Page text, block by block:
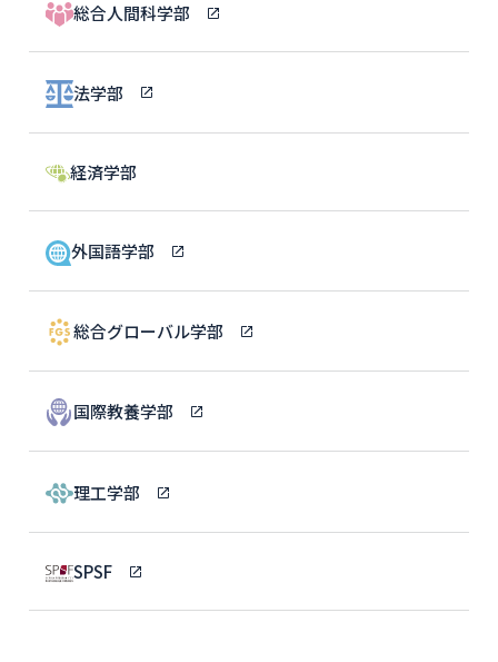
総合人間科学部
法学部
経済学部
外国語学部
総合グローバル学部
国際教養学部
理工学部
SPSF